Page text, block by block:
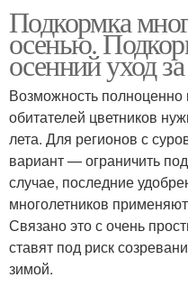
Подкормка
осенью.
осенний уход
Возможность полноценно
обитателей цветников
лета. Для регионов с
вариант — ограничить
случае, последние
многолетников
Связано это с очень
ставят под риск
зимой.